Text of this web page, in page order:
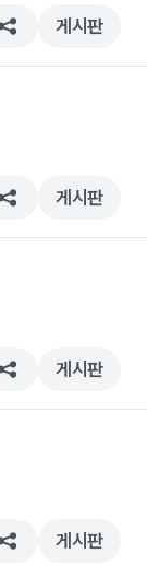
게시판
게시판
게시판
게시판